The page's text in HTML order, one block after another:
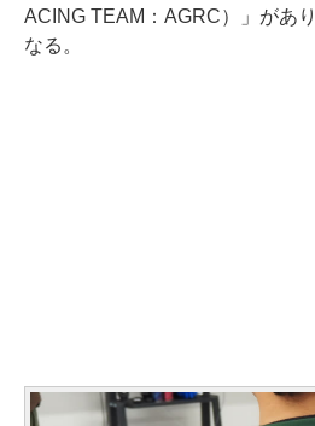
ACING TEAM：AGRC）」があ
なる。